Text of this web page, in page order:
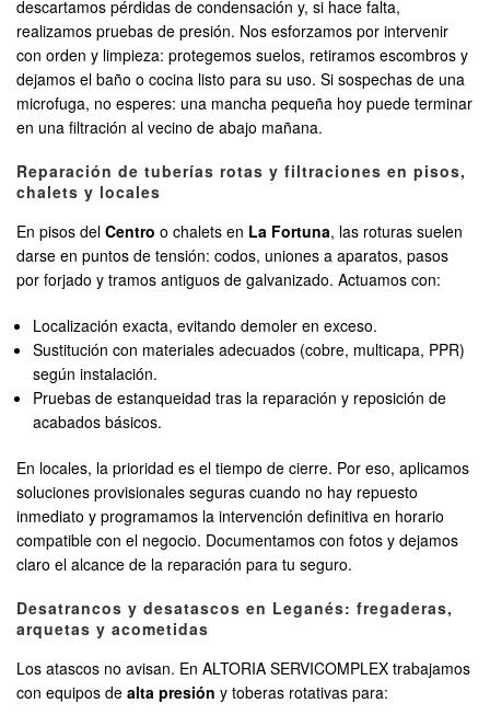
descartamos pérdidas de condensación y, si hace falta,
realizamos pruebas de presión. Nos esforzamos por intervenir
con orden y limpieza: protegemos suelos, retiramos escombros y
dejamos el baño o cocina listo para su uso. Si sospechas de una
microfuga, no esperes: una mancha pequeña hoy puede terminar
en una filtración al vecino de abajo mañana.
Reparación de tuberías rotas y filtraciones en pisos,
chalets y locales
En pisos del Centro o chalets en La Fortuna, las roturas suelen
darse en puntos de tensión: codos, uniones a aparatos, pasos
por forjado y tramos antiguos de galvanizado. Actuamos con:
Localización exacta, evitando demoler en exceso.
Sustitución con materiales adecuados (cobre, multicapa, PPR)
según instalación.
Pruebas de estanqueidad tras la reparación y reposición de
acabados básicos.
En locales, la prioridad es el tiempo de cierre. Por eso, aplicamos
soluciones provisionales seguras cuando no hay repuesto
inmediato y programamos la intervención definitiva en horario
compatible con el negocio. Documentamos con fotos y dejamos
claro el alcance de la reparación para tu seguro.
Desatrancos y desatascos en Leganés: fregaderas,
arquetas y acometidas
Los atascos no avisan. En ALTORIA SERVICOMPLEX trabajamos
con equipos de alta presión y toberas rotativas para: